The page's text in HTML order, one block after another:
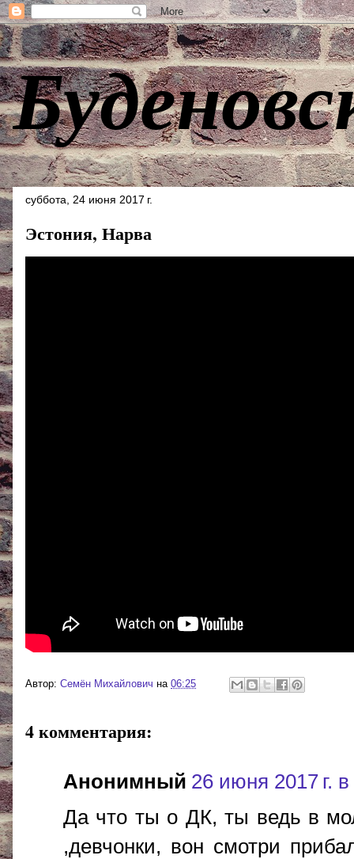
суббота, 24 июня 2017 г.
Эстония, Нарва
Автор: Cемён Михайлович на 06:25
4 комментария:
Анонимный 26 июня 2017 г.
Да что ты о ДК, ты ведь в
,девчонки, вон смотри